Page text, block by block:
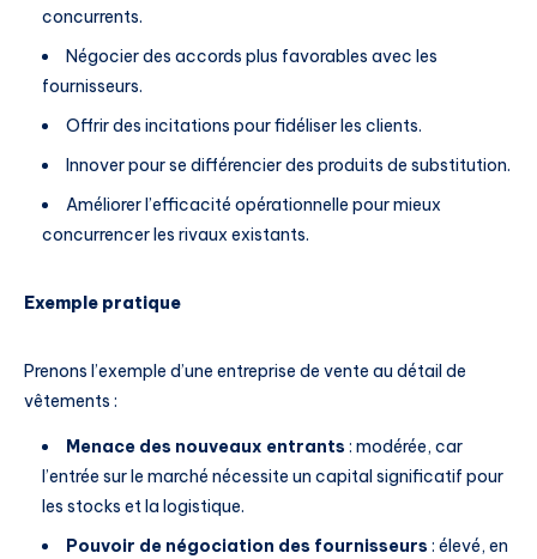
concurrents.
Négocier des accords plus favorables avec les
fournisseurs.
Offrir des incitations pour fidéliser les clients.
Innover pour se différencier des produits de substitution.
Améliorer l’efficacité opérationnelle pour mieux
concurrencer les rivaux existants.
Exemple pratique
Prenons l’exemple d’une entreprise de vente au détail de
vêtements :
Menace des nouveaux entrants : modérée, car
l’entrée sur le marché nécessite un capital significatif pour
les stocks et la logistique.
Pouvoir de négociation des fournisseurs : élevé, en